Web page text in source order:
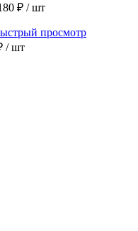
₽ / шт
просмотр
/ шт